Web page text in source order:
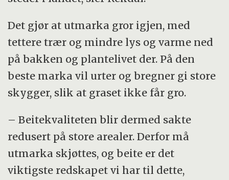
Det gjør at utmarka gror igjen, med
tettere trær og mindre lys og varme ned
på bakken og plantelivet der. På den
beste marka vil urter og bregner gi store
skygger, slik at graset ikke får gro.
– Beitekvaliteten blir dermed sakte
redusert på store arealer. Derfor må
utmarka skjøttes, og beite er det
viktigste redskapet vi har til dette,